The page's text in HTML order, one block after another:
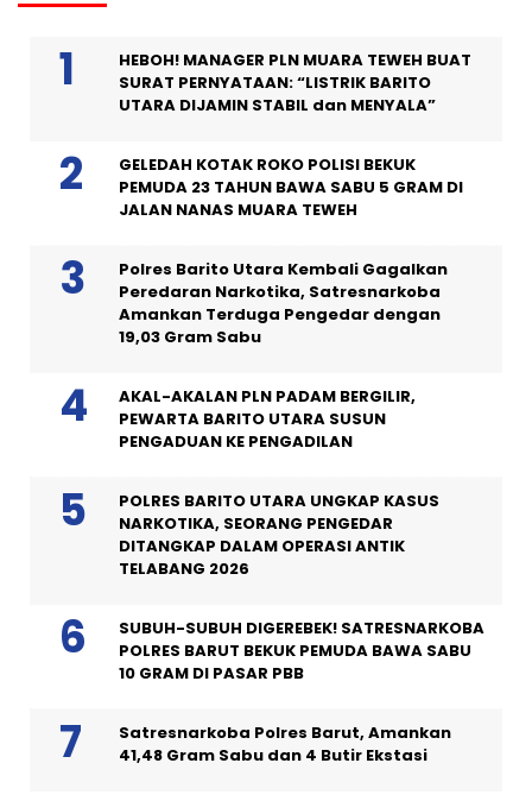
HEBOH! MANAGER PLN MUARA TEWEH BUAT
SURAT PERNYATAAN: “LISTRIK BARITO
UTARA DIJAMIN STABIL dan MENYALA”
GELEDAH KOTAK ROKO POLISI BEKUK
PEMUDA 23 TAHUN BAWA SABU 5 GRAM DI
JALAN NANAS MUARA TEWEH
Polres Barito Utara Kembali Gagalkan
Peredaran Narkotika, Satresnarkoba
Amankan Terduga Pengedar dengan
19,03 Gram Sabu
AKAL-AKALAN PLN PADAM BERGILIR,
PEWARTA BARITO UTARA SUSUN
PENGADUAN KE PENGADILAN
POLRES BARITO UTARA UNGKAP KASUS
NARKOTIKA, SEORANG PENGEDAR
DITANGKAP DALAM OPERASI ANTIK
TELABANG 2026
SUBUH-SUBUH DIGEREBEK! SATRESNARKOBA
POLRES BARUT BEKUK PEMUDA BAWA SABU
10 GRAM DI PASAR PBB
Satresnarkoba Polres Barut, Amankan
41,48 Gram Sabu dan 4 Butir Ekstasi